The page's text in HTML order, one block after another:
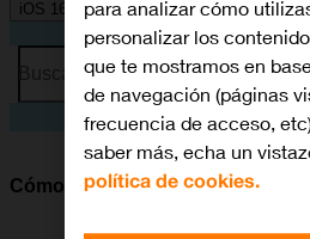
iOS 16.0
Busca por problema o tema
Cómo utilizar la función de Modo
para analizar cómo
personalizar los
que te mostramos en
de navegación (páginas
frecuencia de acceso,
saber más, echa un
política de cookies.